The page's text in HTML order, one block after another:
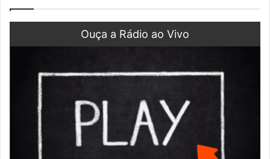
Ouça a Rádio ao Vivo